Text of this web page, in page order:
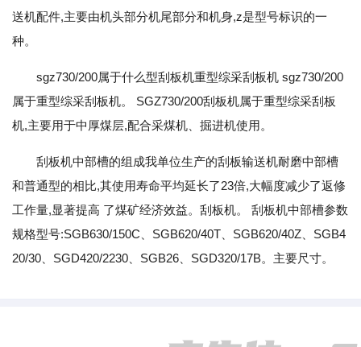
送机配件,主要由机头部分机尾部分和机身,z是型号标识的一
种。
sgz730/200属于什么型刮板机重型综采刮板机 sgz730/200
属于重型综采刮板机。 SGZ730/200刮板机属于重型综采刮板
机,主要用于中厚煤层,配合采煤机、掘进机使用。
刮板机中部槽的组成我单位生产的刮板输送机耐磨中部槽
和普通型的相比,其使用寿命平均延长了23倍,大幅度减少了返修
工作量,显著提高 了煤矿经济效益。刮板机。 刮板机中部槽参数
规格型号:SGB630/150C、SGB620/40T、SGB620/40Z、SGB4
20/30、SGD420/2230、SGB26、SGD320/17B。主要尺寸。